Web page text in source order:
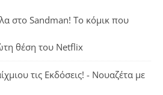
στο Sandman! Το κόμικ που
θέση του Netflix
τις Εκδόσεις! - Νουαζέτα με